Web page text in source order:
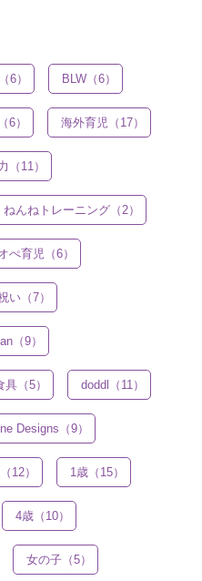
6） BLW（6）
6） 海外育児（17）
（11）
ねんねトレーニング（2）
ぺ育児（6）
い（7）
（9）
具（5） doddl（11）
Designs（9）
12） 1歳（15）
4歳（10）
女の子（5）